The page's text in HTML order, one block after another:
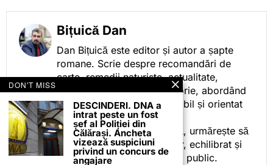
Bițuică Dan
Dan Bițuică este editor și autor a șapte
romane. Scrie despre recomandări de
carte, remedii naturiste, actualitate,
cotidian politic, sport și istorie, abordând
subiectele într-un stil accesibil și orientat
spre informare.
Prin activitatea sa editorială, urmărește să
ofere cititorilor conținut clar, echilibrat și
relevant, adaptat interesului public.
DON'T MISS
DESCINDERI. DNA a
intrat peste un fost
șef al Poliției din
Călărași. Ancheta
vizează suspiciuni
privind un concurs de
angajare